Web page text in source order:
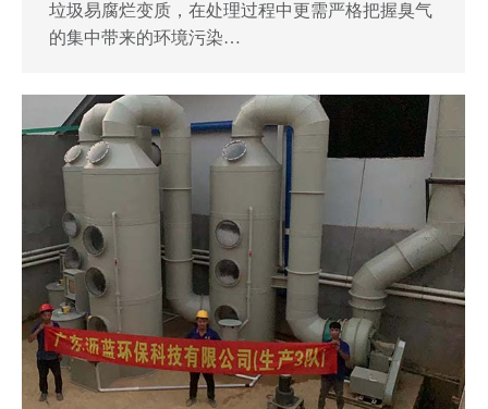
垃圾易腐烂变质，在处理过程中更需严格把握臭气
的集中带来的环境污染…